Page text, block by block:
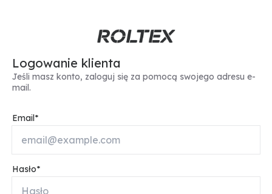
Logowanie klienta
Jeśli masz konto, zaloguj się za pomocą swojego adresu e-
mail.
Email
Hasło